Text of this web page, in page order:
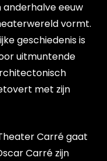
eeuw
vormt.
geschiedenis is
uitmuntende
met zijn
Carré gaat
Carré zijn